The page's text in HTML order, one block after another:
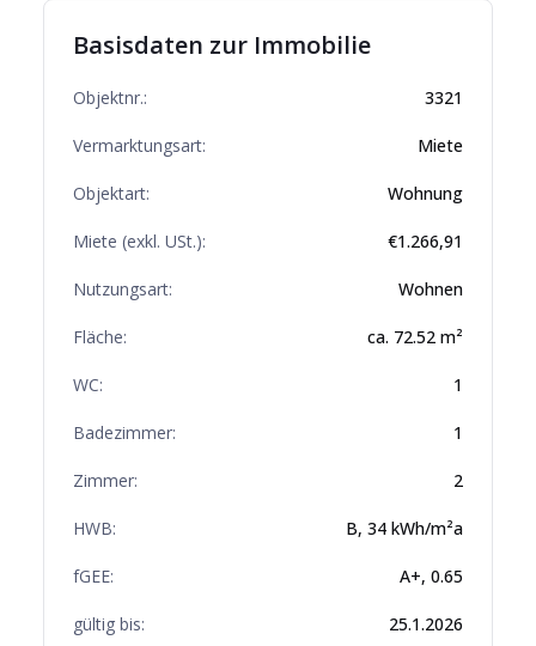
Basisdaten zur Immobilie
Objektnr.: 3321
Vermarktungsart: Miete
Objektart: Wohnung
Miete (exkl. USt.): €1.266,91
Nutzungsart: Wohnen
Fläche: ca. 72.52 m²
WC: 1
Badezimmer: 1
Zimmer: 2
HWB: B, 34 kWh/m²a
fGEE: A+, 0.65
gültig bis: 25.1.2026